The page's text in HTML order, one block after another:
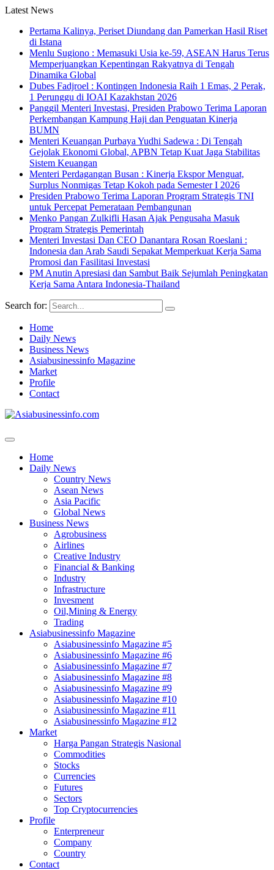
Latest News
Pertama Kalinya, Periset Diundang dan Pamerkan Hasil Riset
di Istana
Menlu Sugiono : Memasuki Usia ke-59, ASEAN Harus Terus
Memperjuangkan Kepentingan Rakyatnya di Tengah
Dinamika Global
Dubes Fadjroel : Kontingen Indonesia Raih 1 Emas, 2 Perak,
1 Perunggu di IOAI Kazakhstan 2026
Panggil Menteri Investasi, Presiden Prabowo Terima Laporan
Perkembangan Kampung Haji dan Penguatan Kinerja
BUMN
Menteri Keuangan Purbaya Yudhi Sadewa : Di Tengah
Gejolak Ekonomi Global, APBN Tetap Kuat Jaga Stabilitas
Sistem Keuangan
Menteri Perdagangan Busan : Kinerja Ekspor Menguat,
Surplus Nonmigas Tetap Kokoh pada Semester I 2026
Presiden Prabowo Terima Laporan Program Strategis TNI
untuk Percepat Pemerataan Pembangunan
Menko Pangan Zulkifli Hasan Ajak Pengusaha Masuk
Program Strategis Pemerintah
Menteri Investasi Dan CEO Danantara Rosan Roeslani :
Indonesia dan Arab Saudi Sepakat Memperkuat Kerja Sama
Promosi dan Fasilitasi Investasi
PM Anutin Apresiasi dan Sambut Baik Sejumlah Peningkatan
Kerja Sama Antara Indonesia-Thailand
Search for:
Home
Daily News
Business News
Asiabusinessinfo Magazine
Market
Profile
Contact
Home
Daily News
Country News
Asean News
Asia Pacific
Global News
Business News
Agrobusiness
Airlines
Creative Industry
Financial & Banking
Industry
Infrastructure
Invesment
Oil,Mining & Energy
Trading
Asiabusinessinfo Magazine
Asiabusinessinfo Magazine #5
Asiabusinessinfo Magazine #6
Asiabusinessinfo Magazine #7
Asiabusinessinfo Magazine #8
Asiabusinessinfo Magazine #9
Asiabusinessinfo Magazine #10
Asiabusinessinfo Magazine #11
Asiabusinessinfo Magazine #12
Market
Harga Pangan Strategis Nasional
Commodities
Stocks
Currencies
Futures
Sectors
Top Cryptocurrencies
Profile
Enterpreneur
Company
Country
Contact